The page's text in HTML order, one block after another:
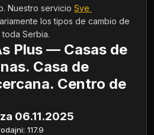
Nuestro servicio Sve
los tipos de cambio de
toda Serbia.
Plus — Casas de
Casa de
Centro de
06.11.2025
117.9